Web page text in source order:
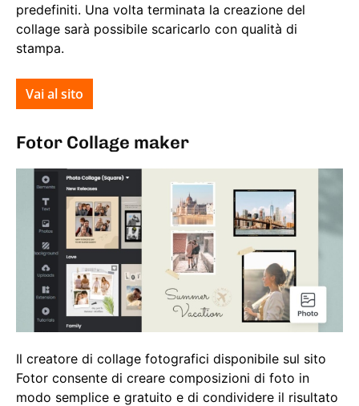
predefiniti. Una volta terminata la creazione del
collage sarà possibile scaricarlo con qualità di
stampa.
Vai al sito
Fotor Collage maker
Il creatore di collage fotografici disponibile sul sito
Fotor consente di creare composizioni di foto in
modo semplice e gratuito e di condividere il risultato